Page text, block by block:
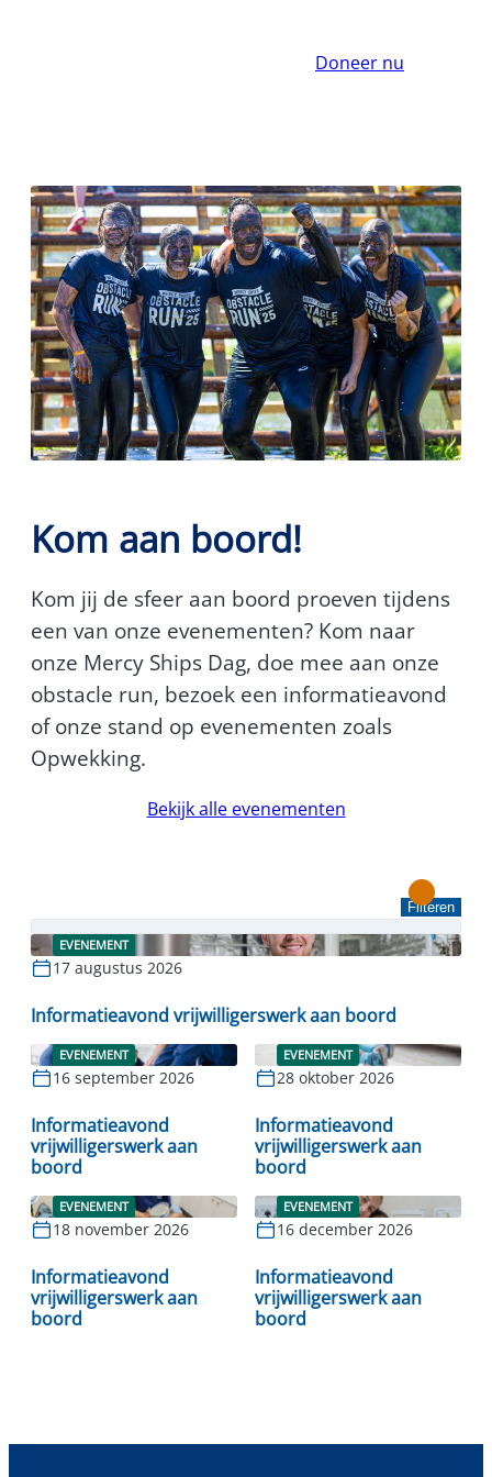
Doneer nu
Kom aan boord!
Kom jij de sfeer aan boord proeven tijdens
een van onze evenementen? Kom naar
onze Mercy Ships Dag, doe mee aan onze
obstacle run, bezoek een informatieavond
of onze stand op evenementen zoals
Opwekking.
Bekijk alle evenementen
Filteren
EVENEMENT
17 augustus 2026
Informatieavond vrijwilligerswerk aan boord
Lees verder
EVENEMENT
16 september 2026
Informatieavond
vrijwilligerswerk aan
boord
Lees verder
EVENEMENT
28 oktober 2026
Informatieavond
vrijwilligerswerk aan
boord
Lees verder
EVENEMENT
18 november 2026
Informatieavond
vrijwilligerswerk aan
boord
Lees verder
EVENEMENT
16 december 2026
Informatieavond
vrijwilligerswerk aan
boord
Lees verder